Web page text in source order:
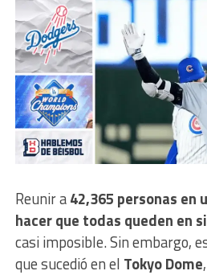
Reunir a42,365 personas en
hacer que todas queden en
casi imposible. Sin embargo,
que sucedió en el Tokyo Dome